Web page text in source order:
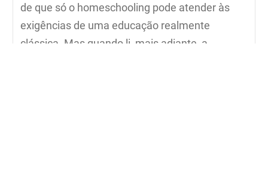
de que só o homeschooling pode atender às
exigências de uma educação realmente
clássica. Mas quando li, mais adiante, a